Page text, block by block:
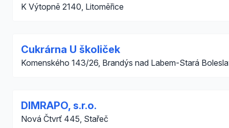
K Výtopně 2140, Litoměřice
Cukrárna U školiček
Komenského 143/26, Brandýs nad Labem-Stará
DIMRAPO, s.r.o.
Nová Čtvrť 445, Stařeč